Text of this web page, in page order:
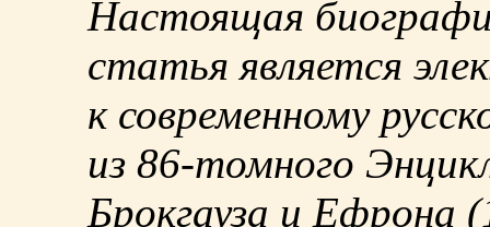
Настоящая
статья является
к современному
из 86-томного
Брокгауза и Ефрона